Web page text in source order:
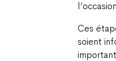
Ces
soient